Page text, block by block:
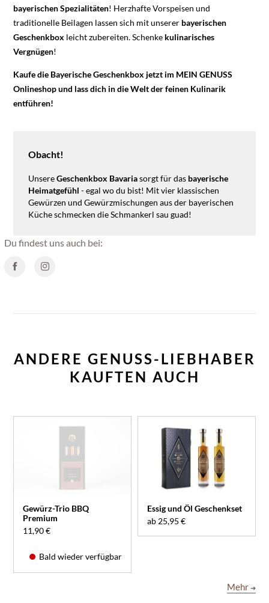
bayerischen Spezialitäten! Herzhafte Vorspeisen und
traditionelle Beilagen lassen sich mit unserer bayerischen
Geschenkbox leicht zubereiten. Schenke kulinarisches
Vergnügen!
Kaufe die Bayerische Geschenkbox jetzt im MEIN GENUSS
Onlineshop und lass dich in die Welt der feinen Kulinarik
entführen!
Obacht!
UnsereGeschenkbox Bavariasorgt für das bayerische
Heimatgefühl - egal wo du bist! Mit vier klassischen
Gewürzen und Gewürzmischungen aus der bayerischen
Küche schmecken die Schmankerl sau guad!
Du findest uns auch bei:
ANDERE GENUSS-LIEBHABER
KAUFTEN AUCH
Gewürz-Trio BBQ
Premium
11,90 €
Bald wieder verfügbar
Essig und Öl Geschenkset
ab 25,95 €
Mehr ➔